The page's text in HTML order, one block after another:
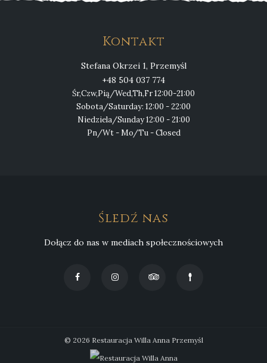
Kontakt
Stefana Okrzei 1, Przemyśl
+48 504 037 774
Śr,Czw,Pią/Wed,Th,Fr 12:00-21:00
Sobota/Saturday: 12:00 - 22:00
Niedziela/Sunday 12:00 - 21:00
Pn/Wt - Mo/Tu - Closed
Śledź nas
Dołącz do nas w mediach społecznościowych
© 2026 Restauracja Willa Anna Przemyśl